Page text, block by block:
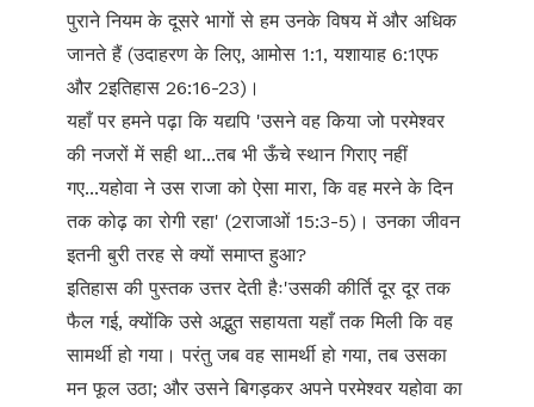
पुराने नियम के दूसरे भागों से हम उनके विषय में और अधिक
जानते हैं (उदाहरण के लिए, आमोस 1:1, यशायाह 6:1एफ
और 2इतिहास 26:16-23)।
यहाँ पर हमने पढ़ा कि यद्यपि 'उसने वह किया जो परमेश्वर
की नजरों में सही था...तब भी ऊँचे स्थान गिराए नहीं
गए...यहोवा ने उस राजा को ऐसा मारा, कि वह मरने के दिन
तक कोढ़ का रोगी रहा' (2राजाओं 15:3-5)। उनका जीवन
इतनी बुरी तरह से क्यों समाप्त हुआ?
इतिहास की पुस्तक उत्तर देती हैः'उसकी कीर्ति दूर दूर तक
फैल गई, क्योंकि उसे अद्भुत सहायता यहाँ तक मिली कि वह
सामर्थी हो गया। परंतु जब वह सामर्थी हो गया, तब उसका
मन फूल उठा; और उसने बिगड़कर अपने परमेश्वर यहोवा का